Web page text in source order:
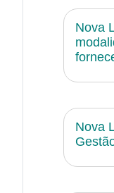
Nova
Nova